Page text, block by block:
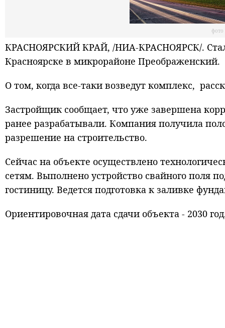
КРАСНОЯРСКИЙ КРАЙ, /НИА-КРАСНОЯРСК/.
Красноярске в микрорайоне Преображенский.
О том, когда все-таки возведут комплекс,
Застройщик сообщает, что уже завершена
ранее разрабатывали. Компания получила
разрешение на строительство.
Сейчас на объекте осуществлено
сетям. Выполнено устройство свайного поля
гостиницу. Ведется подготовка к заливке
Ориентировочная дата сдачи объекта - 2030